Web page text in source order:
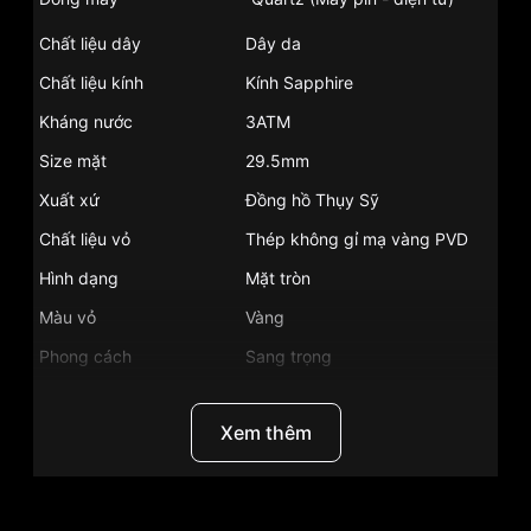
Chất liệu dây
Dây da
Chất liệu kính
Kính Sapphire
Kháng nước
3ATM
Size mặt
29.5mm
Xuất xứ
Đồng hồ Thụy Sỹ
Chất liệu vỏ
Thép không gỉ mạ vàng PVD
Hình dạng
Mặt tròn
Màu vỏ
Vàng
Phong cách
Sang trọng
6.4mm
Xem thêm